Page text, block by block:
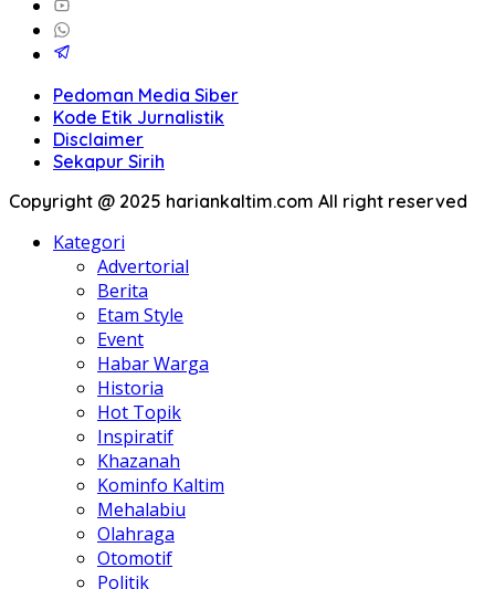
Pedoman Media Siber
Kode Etik Jurnalistik
Disclaimer
Sekapur Sirih
Copyright @ 2025 hariankaltim.com All right reserved
Kategori
Advertorial
Berita
Etam Style
Event
Habar Warga
Historia
Hot Topik
Inspiratif
Khazanah
Kominfo Kaltim
Mehalabiu
Olahraga
Otomotif
Politik